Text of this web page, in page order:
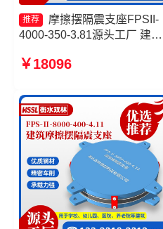
推荐
摩擦摆隔震支座FPSII-
4000-350-3.81源头工厂 建筑
头工厂 摩擦摆隔振支座生产厂
￥18096